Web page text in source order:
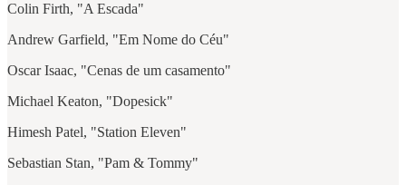
Colin Firth, "A Escada"
Andrew Garfield, "Em Nome do Céu"
Oscar Isaac, "Cenas de um casamento"
Michael Keaton, "Dopesick"
Himesh Patel, "Station Eleven"
Sebastian Stan, "Pam & Tommy"